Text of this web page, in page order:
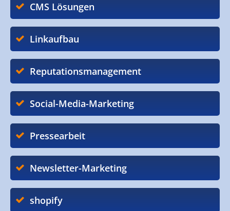
CMS Lösungen
Linkaufbau
Reputationsmanagement
Social-Media-Marketing
Pressearbeit
Newsletter-Marketing
shopify